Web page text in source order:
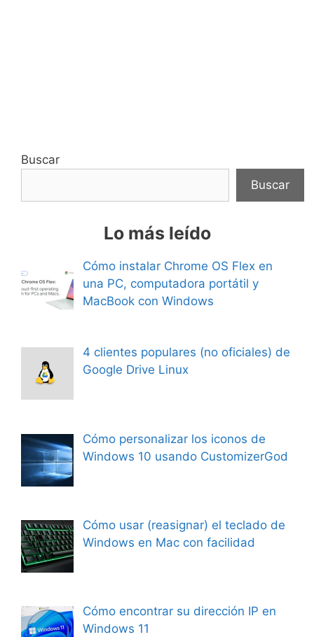
Buscar
Buscar
Lo más leído
Cómo instalar Chrome OS Flex en
una PC, computadora portátil y
MacBook con Windows
4 clientes populares (no oficiales) de
Google Drive Linux
Cómo personalizar los iconos de
Windows 10 usando CustomizerGod
Cómo usar (reasignar) el teclado de
Windows en Mac con facilidad
Cómo encontrar su dirección IP en
Windows 11